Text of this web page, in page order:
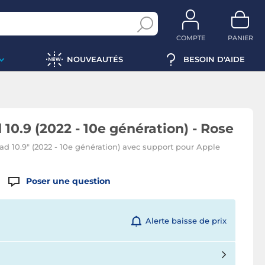
COMPTE PANIER
NOUVEAUTÉS BESOIN D'AIDE
(2022 - 10e génération) - Rose
10.9" (2022 - 10e génération) avec support pour Apple
Poser une question
Alerte baisse de prix